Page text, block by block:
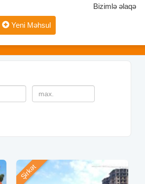
Bizimlə əlaqə
Yeni Məhsul
Şirkət